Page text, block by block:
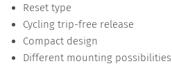
Reset type
Cycling trip-free release
Compact design
Different mounting possibilities